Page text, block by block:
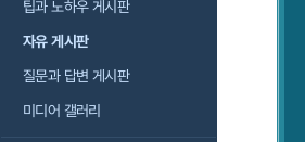
팁과 노하우 게시판
자유 게시판
질문과 답변 게시판
미디어 갤러리